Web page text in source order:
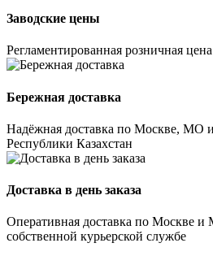
Заводские цены
Регламентированная розничная
Бережная доставка
Надёжная доставка по Москве, МО
Республики Казахстан
Доставка в день заказа
Оперативная доставка по Москве и
собственной курьерской службе